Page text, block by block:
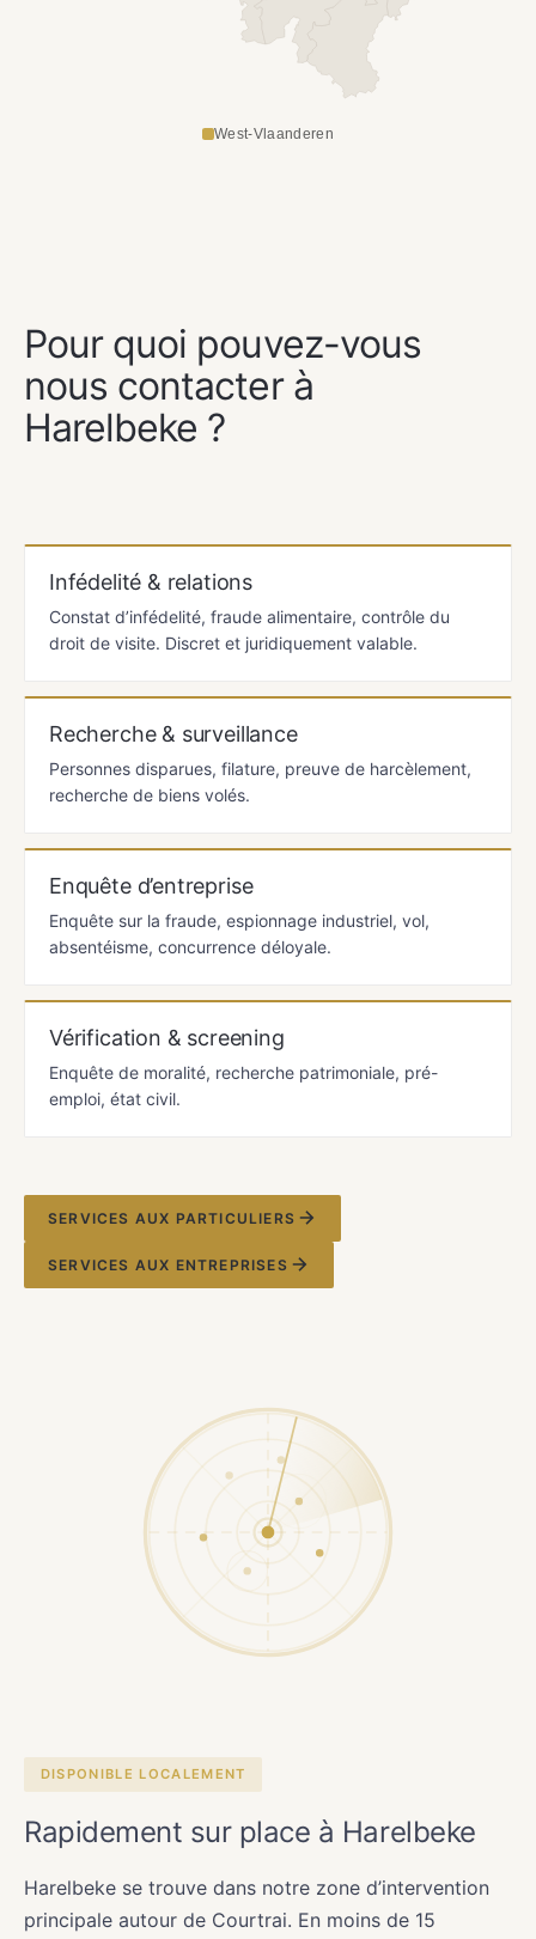
West-Vlaanderen
Pour quoi pouvez-vous
nous contacter à
Harelbeke ?
Infédelité & relations
Constat d’infédelité, fraude alimentaire, contrôle du
droit de visite. Discret et juridiquement valable.
Recherche & surveillance
Personnes disparues, filature, preuve de harcèlement,
recherche de biens volés.
Enquête d’entreprise
Enquête sur la fraude, espionnage industriel, vol,
absentéisme, concurrence déloyale.
Vérification & screening
Enquête de moralité, recherche patrimoniale, pré-
emploi, état civil.
SERVICES AUX PARTICULIERS
SERVICES AUX ENTREPRISES
DISPONIBLE LOCALEMENT
Rapidement sur place à Harelbeke
Harelbeke se trouve dans notre zone d’intervention
principale autour de Courtrai. En moins de 15